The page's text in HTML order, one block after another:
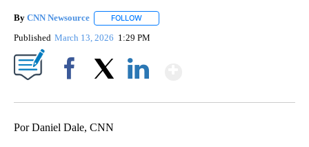
By CNN Newsource FOLLOW
Published March 13, 2026 1:29 PM
Por Daniel Dale, CNN